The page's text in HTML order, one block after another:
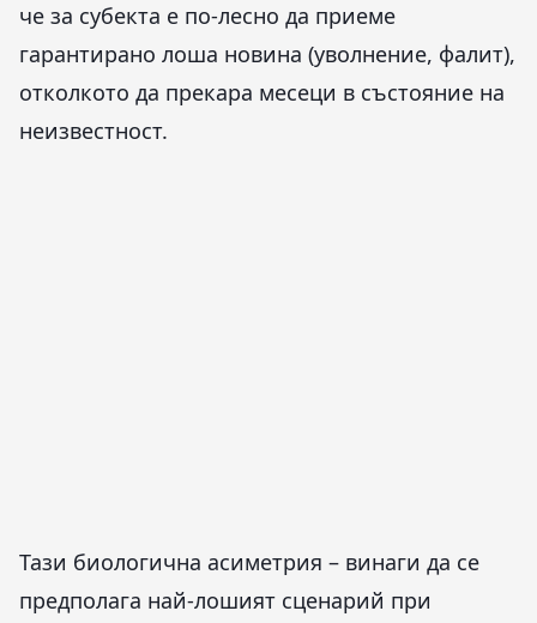
че за субекта е по-лесно да приеме
гарантирано лоша новина (уволнение, фалит),
отколкото да прекара месеци в състояние на
неизвестност.
Тази биологична асиметрия – винаги да се
предполага най-лошият сценарий при